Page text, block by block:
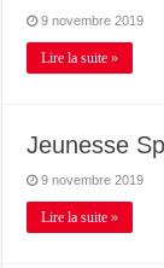
9 novembre 2019
Lire la suite »
Jeunesse
9 novembre 2019
Lire la suite »